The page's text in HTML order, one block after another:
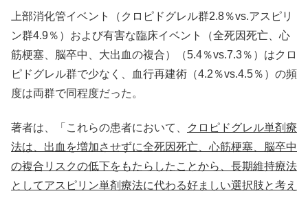
上部消化管イベント（クロピドグレル群2.8％vs.アスピリ
ン群4.9％）および有害な臨床イベント（全死因死亡、心
筋梗塞、脳卒中、大出血の複合）（5.4％vs.7.3％）はクロ
ピドグレル群で少なく、血行再建術（4.2％vs.4.5％）の頻
度は両群で同程度だった。
著者は、「これらの患者において、
クロピドグレル単剤療
法は、出血を増加させずに全死因死亡、心筋梗塞、脳卒中
の複合リスクの低下をもたらしたことから、長期維持療法
としてアスピリン単剤療法に代わる好ましい選択肢と考え